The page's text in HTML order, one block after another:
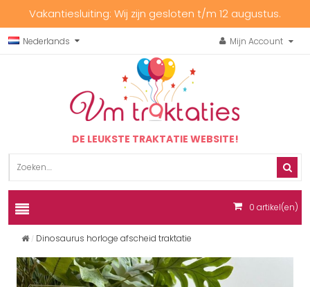
Vakantiesluiting: Wij zijn gesloten t/m 12 augustus.
Nederlands Mijn Account
DE LEUKSTE TRAKTATIE WEBSITE!
0 artikel(en)
Dinosaurus horloge afscheid traktatie